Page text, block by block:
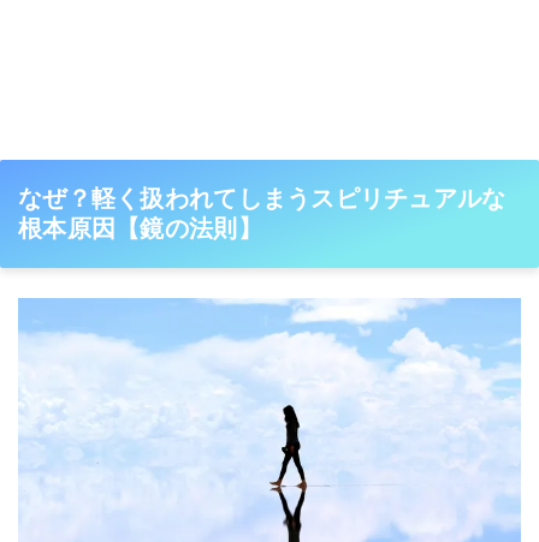
なぜ？軽く扱われてしまうスピリチュアルな
根本原因【鏡の法則】